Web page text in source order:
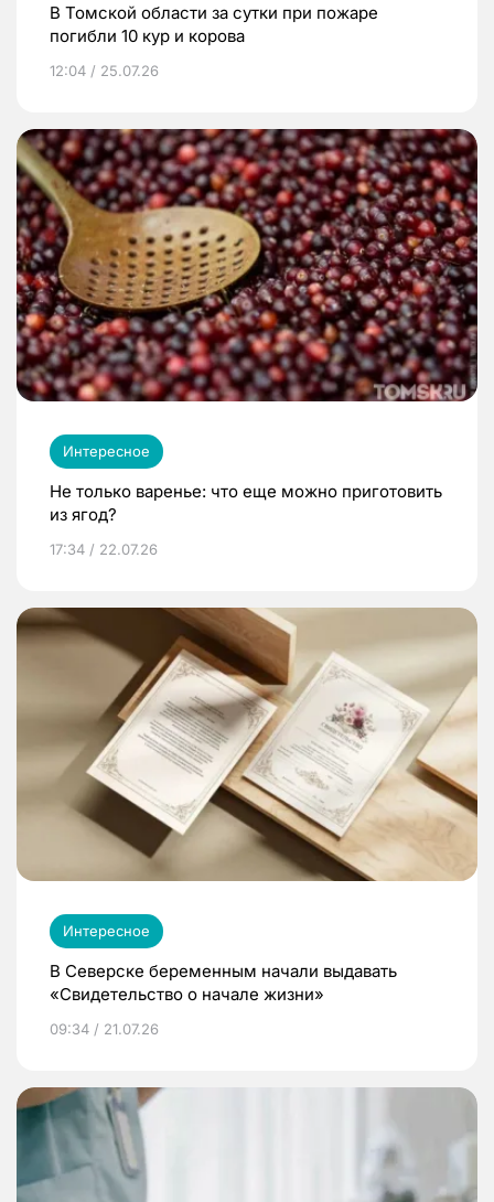
В Томской области за сутки при пожаре
погибли 10 кур и корова
12:04 / 25.07.26
Интересное
Не только варенье: что еще можно приготовить
из ягод?
17:34 / 22.07.26
Интересное
В Северске беременным начали выдавать
«Свидетельство о начале жизни»
09:34 / 21.07.26